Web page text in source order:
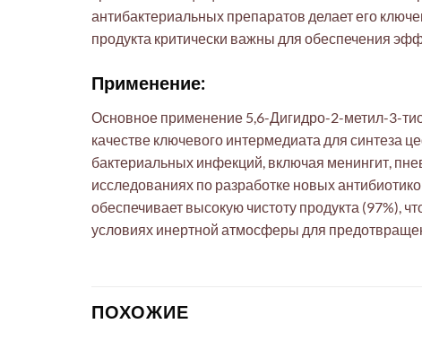
антибактериальных препаратов делает его
продукта критически важны для обеспечения
Применение:
Основное применение 5,6-Дигидро-2-метил-3-
качестве ключевого интермедиата для синтеза
бактериальных инфекций, включая менингит,
исследованиях по разработке новых
обеспечивает высокую чистоту продукта (97%),
условиях инертной атмосферы для
ПОХОЖИЕ